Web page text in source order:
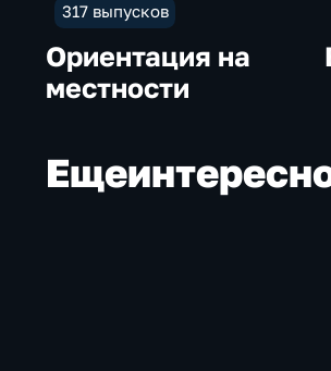
317 выпусков
Ориентация на
местности
Еще